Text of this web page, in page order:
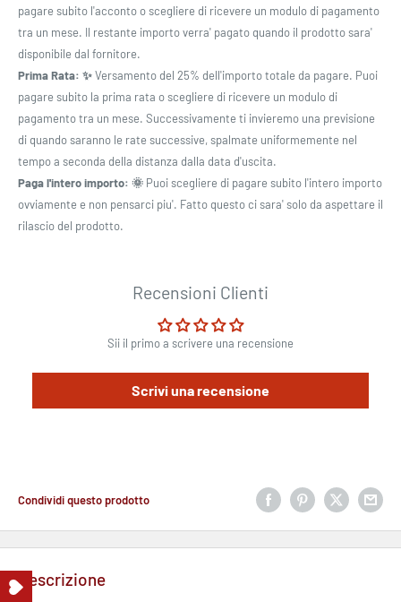
pagare subito l'acconto o scegliere di ricevere un modulo di pagamento
tra un mese. Il restante importo verra' pagato quando il prodotto sara'
disponibile dal fornitore.
Prima Rata: ✨Versamento del 25% dell'importo totale da pagare. Puoi
pagare subito la prima rata o scegliere di ricevere un modulo di
pagamento tra un mese. Successivamente ti invieremo una previsione
di quando saranno le rate successive, spalmate uniformemente nel
tempo a seconda della distanza dalla data d'uscita.
Paga l'intero importo: 🌞 Puoi scegliere di pagare subito l'intero importo
ovviamente e non pensarci piu'. Fatto questo ci sara' solo da aspettare il
rilascio del prodotto.
Recensioni Clienti
Sii il primo a scrivere una recensione
Scrivi una recensione
Condividi questo prodotto
Descrizione